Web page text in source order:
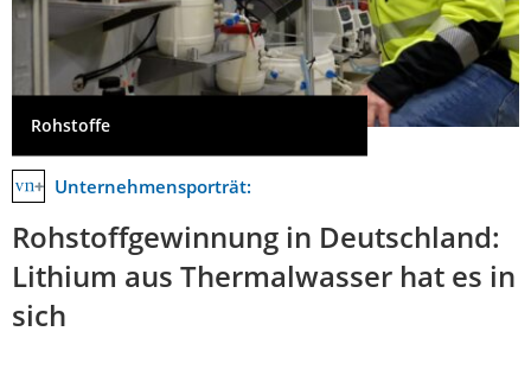
Rohstoffe
Unternehmensporträt:
Rohstoffgewinnung in Deutschland:
Lithium aus Thermalwasser hat es in
sich